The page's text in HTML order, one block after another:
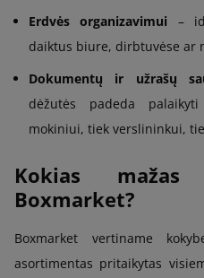
Erdvės organizavimui –
daiktus biure, dirbtuvėse ar
Dokumentų ir užrašų
dėžutės padeda
mokiniui, tiek verslininkui,
Kokias
Boxmarket?
Boxmarket vertiname
asortimentas pritaikytas